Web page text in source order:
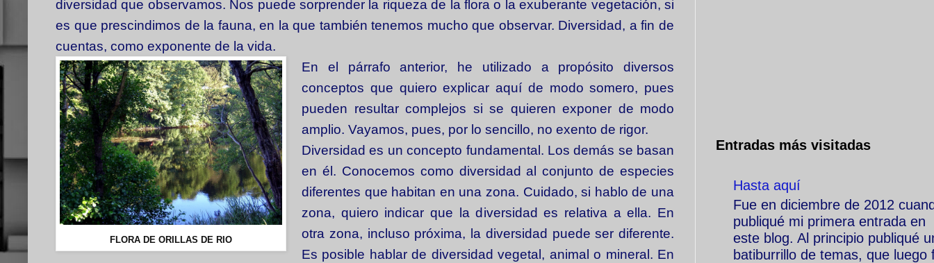
diversidad que observamos. Nos puede sorprender la riqueza de la flora o la exuberante vegetación, si
es que prescindimos de la fauna, en la que también tenemos mucho que observar. Diversidad, a fin de
cuentas, como exponente de la vida.
FLORA DE ORILLAS DE RIO
En el párrafo anterior, he utilizado a propósito diversos
conceptos que quiero explicar aquí de modo somero, pues
pueden resultar complejos si se quieren exponer de modo
amplio. Vayamos, pues, por lo sencillo, no exento de rigor.
Diversidad es un concepto fundamental. Los demás se basan
en él. Conocemos como diversidad al conjunto de especies
diferentes que habitan en una zona. Cuidado, si hablo de una
zona, quiero indicar que la diversidad es relativa a ella. En
otra zona, incluso próxima, la diversidad puede ser diferente.
Es posible hablar de diversidad vegetal, animal o mineral. En
Entradas más visitadas
Hasta aquí
Fue en diciembre de 2012
publiqué mi primera entrada en
este blog. Al principio publiqué
batiburrillo de temas, que luego